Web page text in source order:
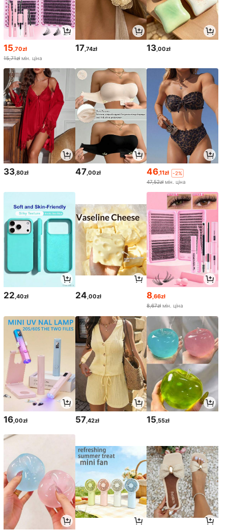
15,70zł
15,71zł мін. ціна
17,74zł 13,00zł
33,80zł 47,00zł 46,11zł
-2%
47,52zł мін. ціна
22,40zł 24,00zł 8,66zł
8,67zł мін. ціна
16 ,00zł 57 ,42zł 15 ,55zł